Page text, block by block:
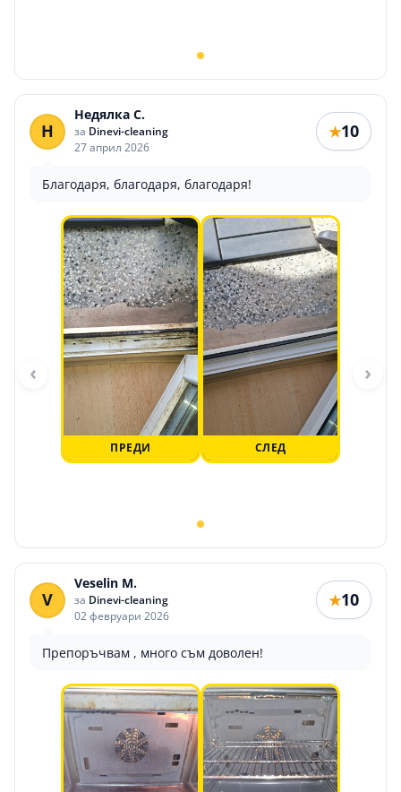
Н
Недялка С.
за Dinevi-cleaning
27 април 2026
★10
Благодаря, благодаря, благодаря!
ПРЕДИ СЛЕД
‹ ›
V
Veselin M.
за Dinevi-cleaning
02 февруари 2026
★10
Препоръчвам , много съм доволен!